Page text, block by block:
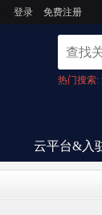
登录 免费注册
热门搜索:
云平台&入